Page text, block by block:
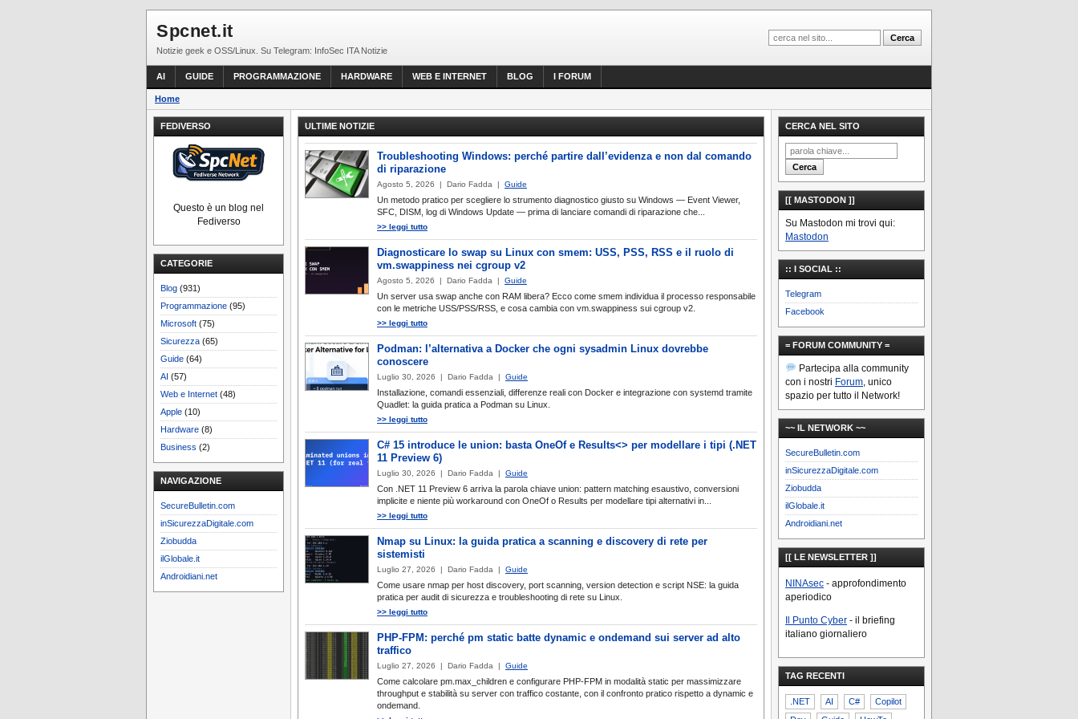
Spcnet.it
Notizie geek e OSS/Linux. Su Telegram: InfoSec ITA Notizie
AI GUIDE PROGRAMMAZIONE HARDWARE WEB E INTERNET BLOG I FORUM
Home
FEDIVERSO
Questo è un blog nel
Fediverso
CATEGORIE
Blog (931)
Programmazione (95)
Microsoft (75)
Sicurezza (65)
Guide (64)
AI (57)
Web e Internet (48)
Apple (10)
Hardware (8)
Business (2)
NAVIGAZIONE
SecureBulletin.com
inSicurezzaDigitale.com
Ziobudda
ilGlobale.it
Androidiani.net
ULTIME NOTIZIE
Troubleshooting Windows: perché partire dall’evidenza e non dal comando
di riparazione
Agosto 5, 2026 | Dario Fadda | Guide
Un metodo pratico per scegliere lo strumento diagnostico giusto su Windows — Event Viewer,
SFC, DISM, log di Windows Update — prima di lanciare comandi di riparazione che...
>> leggi tutto
Diagnosticare lo swap su Linux con smem: USS, PSS, RSS e il ruolo di
vm.swappiness nei cgroup v2
Agosto 5, 2026 | Dario Fadda | Guide
Un server usa swap anche con RAM libera? Ecco come smem individua il processo responsabile
con le metriche USS/PSS/RSS, e cosa cambia con vm.swappiness sui cgroup v2.
>> leggi tutto
Podman: l’alternativa a Docker che ogni sysadmin Linux dovrebbe
conoscere
Luglio 30, 2026 | Dario Fadda | Guide
Installazione, comandi essenziali, differenze reali con Docker e integrazione con systemd tramite
Quadlet: la guida pratica a Podman su Linux.
>> leggi tutto
C# 15 introduce le union: basta OneOf e Results<> per modellare i tipi (.NET
11 Preview 6)
Luglio 30, 2026 | Dario Fadda | Guide
Con .NET 11 Preview 6 arriva la parola chiave union: pattern matching esaustivo, conversioni
implicite e niente più workaround con OneOf o Results per modellare tipi alternativi in...
>> leggi tutto
Nmap su Linux: la guida pratica a scanning e discovery di rete per
sistemisti
Luglio 27, 2026 | Dario Fadda | Guide
Come usare nmap per host discovery, port scanning, version detection e script NSE: la guida
pratica per audit di sicurezza e troubleshooting di rete su Linux.
>> leggi tutto
PHP-FPM: perché pm static batte dynamic e ondemand sui server ad alto
traffico
Luglio 27, 2026 | Dario Fadda | Guide
Come calcolare pm.max_children e configurare PHP-FPM in modalità static per massimizzare
throughput e stabilità su server con traffico costante, con il confronto pratico rispetto a dynamic e
ondemand.
CERCA NEL SITO
[[ MASTODON ]]
Su Mastodon mi trovi qui:
Mastodon
:: I SOCIAL ::
Telegram
Facebook
= FORUM COMMUNITY =
Partecipa alla community
con i nostri Forum, unico
spazio per tutto il Network!
~~ IL NETWORK ~~
SecureBulletin.com
inSicurezzaDigitale.com
Ziobudda
ilGlobale.it
Androidiani.net
[[ LE NEWSLETTER ]]
NINAsec - approfondimento
aperiodico
Il Punto Cyber - il briefing
italiano giornaliero
TAG RECENTI
.NET AI C#
Copilot